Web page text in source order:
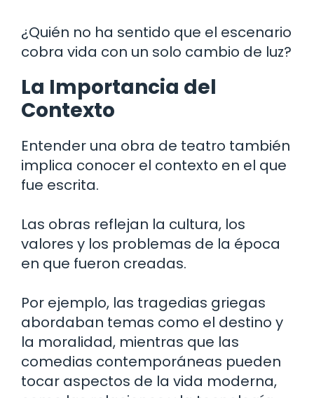
¿Quién no ha sentido que el escenario
cobra vida con un solo cambio de luz?
La Importancia del
Contexto
Entender una obra de teatro también
implica conocer el contexto en el que
fue escrita.
Las obras reflejan la cultura, los
valores y los problemas de la época
en que fueron creadas.
Por ejemplo, las tragedias griegas
abordaban temas como el destino y
la moralidad, mientras que las
comedias contemporáneas pueden
tocar aspectos de la vida moderna,